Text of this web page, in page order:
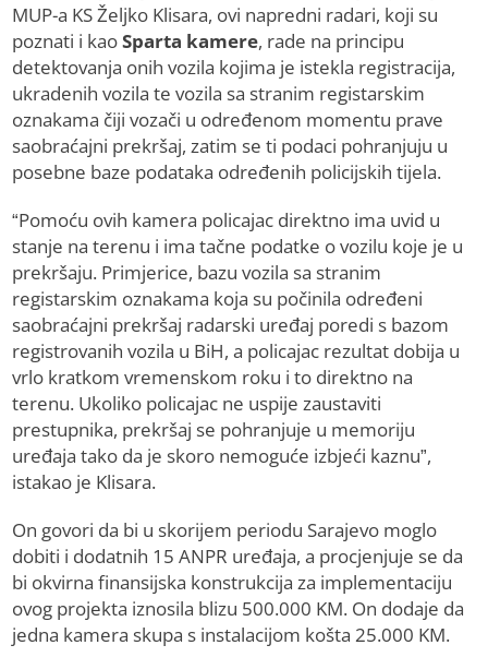
MUP-a KS Željko Klisara, ovi napredni radari, koji su
poznati i kaoSparta kamere, rade na principu
detektovanja onih vozila kojima je istekla registracija,
ukradenih vozila te vozila sa stranim registarskim
oznakama čiji vozači u određenom momentu prave
saobraćajni prekršaj, zatim se ti podaci pohranjuju u
posebne baze podataka određenih policijskih tijela.
“Pomoću ovih kamera policajac direktno ima uvid u
stanje na terenu i ima tačne podatke o vozilu koje je u
prekršaju. Primjerice, bazu vozila sa stranim
registarskim oznakama koja su počinila određeni
saobraćajni prekršaj radarski uređaj poredi s bazom
registrovanih vozila u BiH, a policajac rezultat dobija u
vrlo kratkom vremenskom roku i to direktno na
terenu. Ukoliko policajac ne uspije zaustaviti
prestupnika, prekršaj se pohranjuje u memoriju
uređaja tako da je skoro nemoguće izbjeći kaznu”,
istakao je Klisara.
On govori da bi u skorijem periodu Sarajevo moglo
dobiti i dodatnih 15 ANPR uređaja, a procjenjuje se da
bi okvirna finansijska konstrukcija za implementaciju
ovog projekta iznosila blizu 500.000 KM. On dodaje da
jedna kamera skupa s instalacijom košta 25.000 KM.